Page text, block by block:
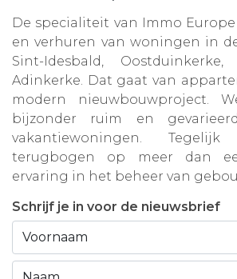
De specialiteit van Immo
en verhuren van woningen in
Sint-Idesbald,
Adinkerke. Dat gaat van
modern nieuwbouwproject.
bijzonder ruim en
vakantiewoningen.
terugbogen op meer dan
ervaring in het beheer van
Schrijf je in voor de nieuwsbrief